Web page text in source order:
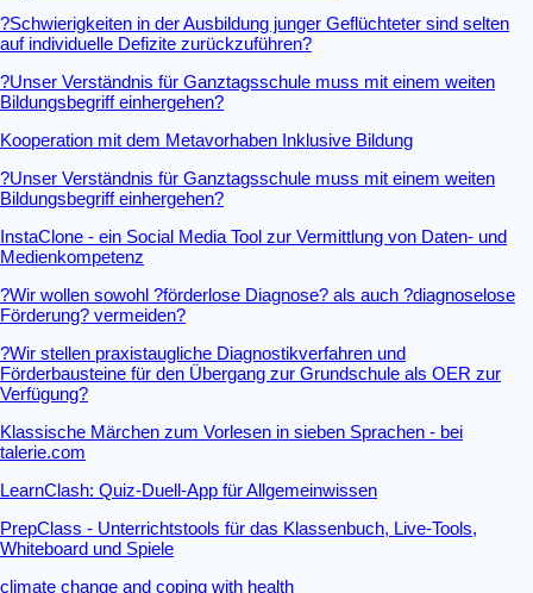
?Schwierigkeiten in der Ausbildung junger Geflüchteter sind selten
auf individuelle Defizite zurückzuführen?
?Unser Verständnis für Ganztagsschule muss mit einem weiten
Bildungsbegriff einhergehen?
Kooperation mit dem Metavorhaben Inklusive Bildung
?Unser Verständnis für Ganztagsschule muss mit einem weiten
Bildungsbegriff einhergehen?
InstaClone - ein Social Media Tool zur Vermittlung von Daten- und
Medienkompetenz
?Wir wollen sowohl ?förderlose Diagnose? als auch ?diagnoselose
Förderung? vermeiden?
?Wir stellen praxistaugliche Diagnostikverfahren und
Förderbausteine für den Übergang zur Grundschule als OER zur
Verfügung?
Klassische Märchen zum Vorlesen in sieben Sprachen - bei
talerie.com
LearnClash: Quiz-Duell-App für Allgemeinwissen
PrepClass - Unterrichtstools für das Klassenbuch, Live-Tools,
Whiteboard und Spiele
climate change and coping with health